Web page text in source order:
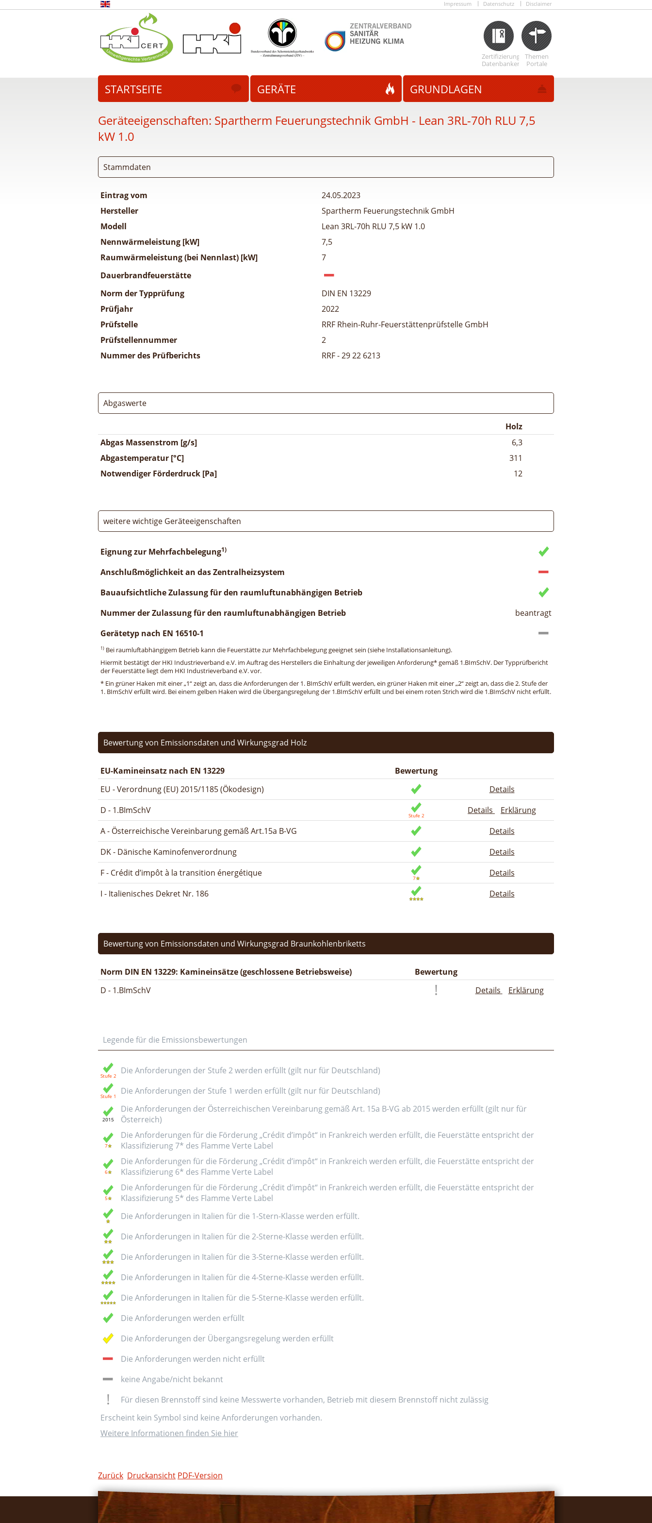
Impressum Datenschutz Disclaimer
Zertifizierungs
Datenbanken
Themen
Portale
STARTSEITE GERÄTE GRUNDLAGEN
Geräteeigenschaften: Spartherm Feuerungstechnik GmbH - Lean 3RL-70h RLU 7,5
kW 1.0
Stammdaten
Eintrag vom
24.05.2023
Hersteller
Spartherm Feuerungstechnik GmbH
Modell
Lean 3RL-70h RLU 7,5 kW 1.0
Nennwärmeleistung [kW]
7,5
Raumwärmeleistung (bei Nennlast) [kW]
7
Dauerbrandfeuerstätte
Norm der Typprüfung
DIN EN 13229
Prüfjahr
2022
Prüfstelle
RRF Rhein-Ruhr-Feuerstättenprüfstelle GmbH
Prüfstellennummer
2
Nummer des Prüfberichts
RRF - 29 22 6213
Abgaswerte
Holz
Abgas Massenstrom [g/s]
6,3
Abgastemperatur [°C]
311
Notwendiger Förderdruck [Pa]
12
weitere wichtige Geräteeigenschaften
Eignung zur Mehrfachbelegung1)
Anschlußmöglichkeit an das Zentralheizsystem
Bauaufsichtliche Zulassung für den raumluftunabhängigen Betrieb
Nummer der Zulassung für den raumluftunabhängigen Betrieb
beantragt
Gerätetyp nach EN 16510-1
1) Bei raumluftabhängigem Betrieb kann die Feuerstätte zur Mehrfachbelegung geeignet sein (siehe Installationsanleitung).
Hiermit bestätigt der HKI Industrieverband e.V. im Auftrag des Herstellers die Einhaltung der jeweiligen Anforderung* gemäß 1.BImSchV. Der Typprüfbericht
der Feuerstätte liegt dem HKI Industrieverband e.V. vor.
* Ein grüner Haken mit einer „1“ zeigt an, dass die Anforderungen der 1. BImSchV erfüllt werden, ein grüner Haken mit einer „2“ zeigt an, dass die 2. Stufe der
1. BImSchV erfüllt wird. Bei einem gelben Haken wird die Übergangsregelung der 1.BImSchV erfüllt und bei einem roten Strich wird die 1.BImSchV nicht erfüllt.
Bewertung von Emissionsdaten und Wirkungsgrad Holz
EU-Kamineinsatz nach EN 13229
Bewertung
EU - Verordnung (EU) 2015/1185 (Ökodesign)
Details
D - 1.BImSchV
Details
Erklärung
A - Österreichische Vereinbarung gemäß Art.15a B-VG
Details
DK - Dänische Kaminofenverordnung
Details
F - Crédit d’impôt à la transition énergétique
Details
I - Italienisches Dekret Nr. 186
Details
Bewertung von Emissionsdaten und Wirkungsgrad Braunkohlenbriketts
Norm DIN EN 13229: Kamineinsätze (geschlossene Betriebsweise)
Bewertung
D - 1.BImSchV
Details Erklärung
Legende für die Emissionsbewertungen
Die Anforderungen der Stufe 2 werden erfüllt (gilt nur für Deutschland)
Die Anforderungen der Stufe 1 werden erfüllt (gilt nur für Deutschland)
Die Anforderungen der Österreichischen Vereinbarung gemäß Art. 15a B-VG ab 2015 werden erfüllt (gilt nur für
Österreich)
Die Anforderungen für die Förderung „Crédit d’impôt“ in Frankreich werden erfüllt, die Feuerstätte entspricht der
Klassifizierung 7* des Flamme Verte Label
Die Anforderungen für die Förderung „Crédit d’impôt“ in Frankreich werden erfüllt, die Feuerstätte entspricht der
Klassifizierung 6* des Flamme Verte Label
Die Anforderungen für die Förderung „Crédit d’impôt“ in Frankreich werden erfüllt, die Feuerstätte entspricht der
Klassifizierung 5* des Flamme Verte Label
Die Anforderungen in Italien für die 1-Stern-Klasse werden erfüllt.
Die Anforderungen in Italien für die 2-Sterne-Klasse werden erfüllt.
Die Anforderungen in Italien für die 3-Sterne-Klasse werden erfüllt.
Die Anforderungen in Italien für die 4-Sterne-Klasse werden erfüllt.
Die Anforderungen in Italien für die 5-Sterne-Klasse werden erfüllt.
Die Anforderungen werden erfüllt
Die Anforderungen der Übergangsregelung werden erfüllt
Die Anforderungen werden nicht erfüllt
keine Angabe/nicht bekannt
Für diesen Brennstoff sind keine Messwerte vorhanden, Betrieb mit diesem Brennstoff nicht zulässig
Erscheint kein Symbol sind keine Anforderungen vorhanden.
Weitere Informationen finden Sie hier
Zurück Druckansicht PDF-Version